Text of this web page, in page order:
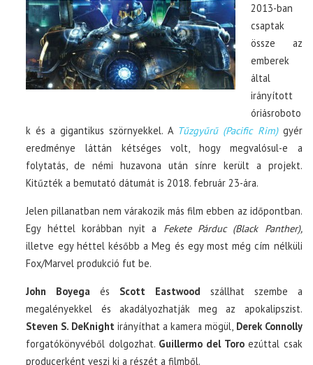
2013-ban
csaptak
össze az
emberek
által
irányított
óriásroboto
k és a gigantikus szörnyekkel. A Tűzgyűrű (Pacific Rim)gyér
eredménye láttán kétséges volt, hogy megvalósul-e a
folytatás, de némi huzavona után sínre került a projekt.
Kitűzték a bemutató dátumát is 2018. február 23-ára.
Jelen pillanatban nem várakozik más film ebben az időpontban.
Egy héttel korábban nyit a Fekete Párduc (Black Panther),
illetve egy héttel később a Meg és egy most még cím nélküli
Fox/Marvel produkció fut be.
John Boyega és Scott Eastwood szállhat szembe a
megalényekkel és akadályozhatják meg az apokalipszist.
Steven S. DeKnight irányíthat a kamera mögül, Derek Connolly
forgatókönyvéből dolgozhat. Guillermo del Toroezúttal csak
producerként veszi ki a részét a filmből.